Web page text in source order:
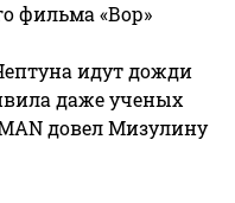
фильма «Вор»
идут дожди
даже ученых
довел Мизулину